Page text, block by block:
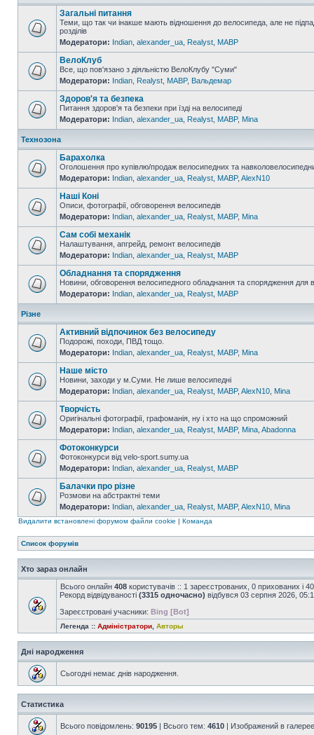
Загальні питання
Теми, що так чи інакше мають відношення до велосипеда, але не
розділів
Модератори: Indian alexander_ua Realyst MABP
ВелоКлуб
Все, що пов'язано з діяльністю ВелоКлубу "Суми"
Модератори: Indian Realyst MABP, Вальдемар
Здоров'я та безпека
Питання здоров'я та безпеки при їзді на велосипеді
Модератори: Indian alexander_ua Realyst MABP, Mina
Технозона
Барахолка
Оголошення про купівлю/продаж велосипедних та
Модератори: Indian alexander_ua Realyst MABP, AlexN10
Наші Коні
Описи, фотографії, обговорення велосипедів
Модератори: Indian alexander_ua Realyst MABP, Mina
Сам собі механік
Налаштування, апгрейд, ремонт велосипедів
Модератори: Indian alexander_ua Realyst MABP
Обладнання та спорядження
Новини, обговорення велосипедного обладнання та спорядження для
Модератори: Indian alexander_ua Realyst MABP
Різне
Активний відпочинок без велосипеду
Подорожі, походи, ПВД тощо.
Модератори: Indian alexander_ua Realyst MABP, Mina
Наше місто
Новини, заходи у м.Суми. Не лише велосипедні
Модератори: Indian alexander_ua Realyst MABP, AlexN10 Mina
Творчість
Оригінальні фотографії, графоманія, ну і хто на що спроможний
Модератори: Indian alexander_ua Realyst MABP, Mina Abadonna
Фотоконкурси
Фотоконкурси від velo-sport.sumy.ua
Модератори: Indian alexander_ua Realyst MABP
Балачки про різне
Розмови на абстрактні теми
Модератори: Indian alexander_ua Realyst MABP, AlexN10 Mina
Видалити встановлені форумом файли cookie | Команда
Список форумів
Хто зараз онлайн
Всього онлайн 408 користувачів :: 1 зареєстрованих, 0 прихованих і
Рекорд відвідуваності (3315 одночасно) відбувся 03 серпня 2026,
Зареєстровані учасники: Bing [Bot]
Легенда :: Адміністратори Авторы
Дні народження
Сьогодні немає днів народження.
Статистика
Всього повідомлень: 90195 | Всього тем: 4610 | Изображений в